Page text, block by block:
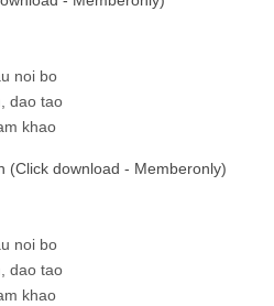
noi bo
dao tao
khao
(Click download - Memberonly)
noi bo
dao tao
khao